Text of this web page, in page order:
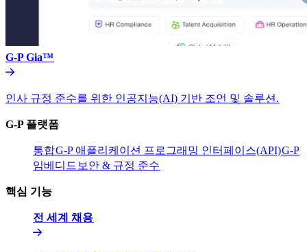
G-P Gia™​​
인사 규정 준수를 위한 인공지능(AI) 기반 조언 및 솔루션.​​
G-P 플랫폼​​
통합​​G-P 애플리케이션 프로그래밍 인터페이스(API)​​G-P
임베디드​​ 보안 & 규정 준수​​
핵심 기능​​
전 세계 채용​​